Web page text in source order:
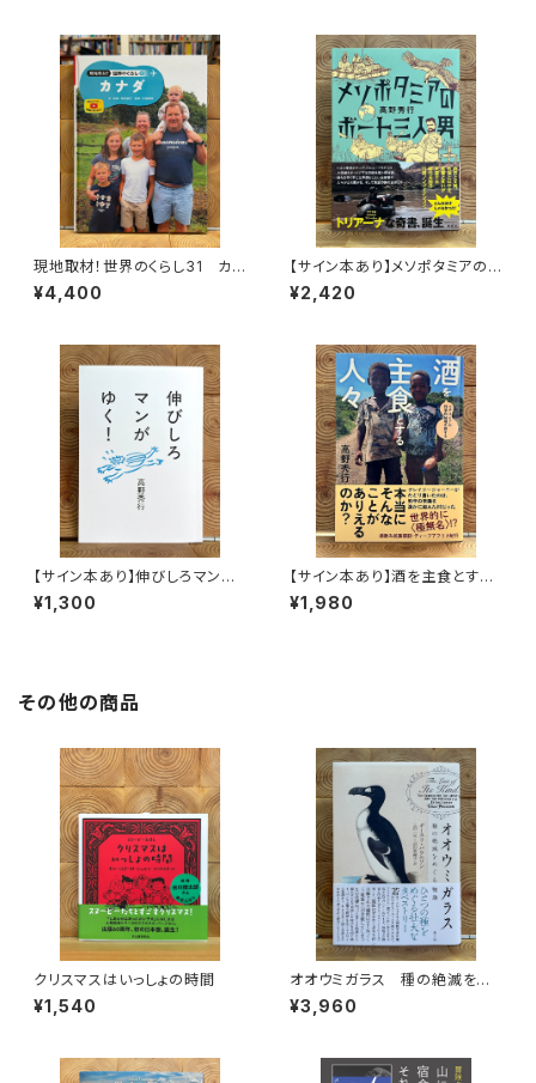
現地取材！世界のくらし31 カナ
ダ
¥4,400
【サイン本あり】メソポタミアの
ボート三人男
¥2,420
【サイン本あり】伸びしろマンが
ゆく！
¥1,300
【サイン本あり】酒を主食とする
人々 エチオピアの科学的秘境
を旅する
¥1,980
その他の商品
クリスマスはいっしょの時間
¥1,540
オオウミガラス 種の絶滅をめ
ぐる物語
¥3,960